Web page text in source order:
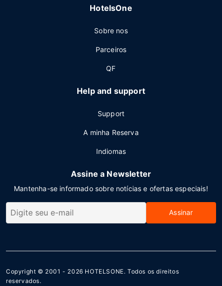
HotelsOne
Sobre nos
Parceiros
QF
Help and support
Support
A minha Reserva
Indiomas
Assine a Newsletter
Mantenha-se informado sobre notícias e ofertas especiais!
Assinar
Copyright © 2001 - 2026 HOTELSONE. Todos os direitos
reservados.